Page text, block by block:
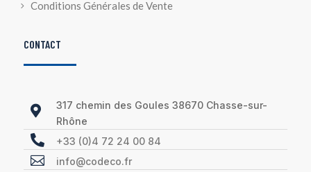
Conditions Générales de Vente
CONTACT

317 chemin des Goules 38670 Chasse-sur-
Rhône
 +33 (0)4 72 24 00 84
 info@codeco.fr